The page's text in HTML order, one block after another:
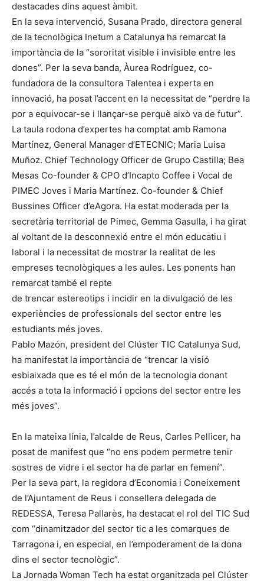
destacades dins aquest àmbit.
En la seva intervenció, Susana Prado, directora general
de la tecnològica Inetum a Catalunya ha remarcat la
importància de la “sororitat visible i invisible entre les
dones”. Per la seva banda, Àurea Rodríguez, co-
fundadora de la consultora Talentea i experta en
innovació, ha posat l’accent en la necessitat de “perdre la
por a equivocar-se i llançar-se perquè això va de futur”.
La taula rodona d’expertes ha comptat amb Ramona
Martínez, General Manager d’ETECNIC; Maria Luisa
Muñoz. Chief Technology Officer de Grupo Castilla; Bea
Mesas Co-founder & CPO d’Incapto Coffee i Vocal de
PIMEC Joves i Maria Martínez. Co-founder & Chief
Bussines Officer d’eAgora. Ha estat moderada per la
secretària territorial de Pimec, Gemma Gasulla, i ha girat
al voltant de la desconnexió entre el món educatiu i
laboral i la necessitat de mostrar la realitat de les
empreses tecnològiques a les aules. Les ponents han
remarcat també el repte
de trencar estereotips i incidir en la divulgació de les
experiències de professionals del sector entre les
estudiants més joves.
Pablo Mazón, president del Clúster TIC Catalunya Sud,
ha manifestat la importància de “trencar la visió
esbiaixada que es té el món de la tecnologia donant
accés a tota la informació i opcions del sector entre les
més joves”.
En la mateixa línia, l’alcalde de Reus, Carles Pellicer, ha
posat de manifest que “no ens podem permetre tenir
sostres de vidre i el sector ha de parlar en femení”.
Per la seva part, la regidora d’Economia i Coneixement
de l’Ajuntament de Reus i consellera delegada de
REDESSA, Teresa Pallarès, ha destacat el rol del TIC Sud
com “dinamitzador del sector tic a les comarques de
Tarragona i, en especial, en l’empoderament de la dona
dins el sector tecnològic”.
La Jornada Woman Tech ha estat organitzada pel Clúster